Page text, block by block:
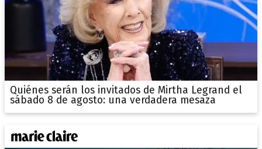
Quiénes serán los invitados de Mirtha Legrand el
sábado 8 de agosto: una verdadera mesaza